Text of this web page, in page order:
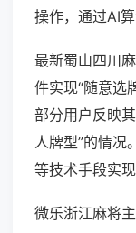
操作，通过AI
最新蜀山四川
件实现“随意选
部分用户反映
人牌型”的情况
等技术手段实现
微乐浙江麻将